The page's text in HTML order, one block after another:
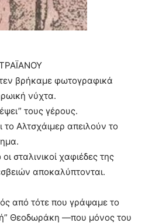
βρήκαμε φωτογραφικά
νύχτα.
τους γέρους.
Αλτσχάιμερ απειλούν το
σταλινικοί χαφιέδες της
αποκαλύπτονται.
από τότε που γράψαμε το
Θεοδωράκη —που μόνος του